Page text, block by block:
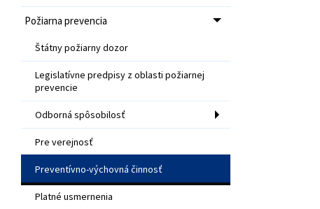
Požiarna prevencia
Štátny požiarny dozor
Legislatívne predpisy z oblasti požiarnej
prevencie
Odborná spôsobilosť
Pre verejnosť
Preventívno-výchovná činnosť
Platné usmernenia